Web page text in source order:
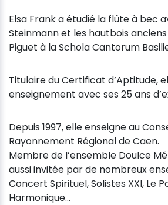
Elsa Frank a étudié la flûte à bec
Steinmann et les hautbois
Piguet à la Schola Cantorum
Titulaire du Certificat d’Aptitude,
enseignement avec ses 25 ans
Depuis 1997, elle enseigne au
Rayonnement Régional de Caen.
Membre de l’ensemble Doulce
aussi invitée par de nombreux
Concert Spirituel, Solistes XXI, Le
Harmonique...